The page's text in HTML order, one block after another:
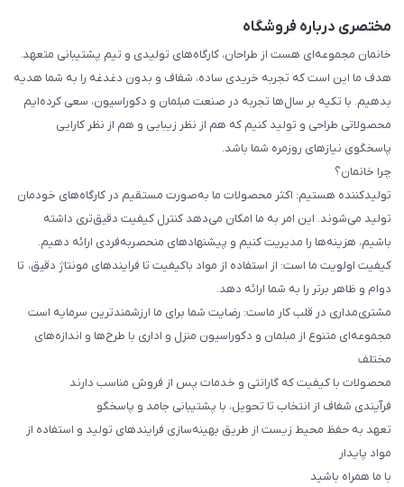
مختصری درباره فروشگاه
خانمان مجموعه‌ای هست از طراحان، کارگاه‌های تولیدی و تیم پشتیبانی متعهد.
هدف ما این است که تجربه خریدی ساده، شفاف و بدون دغدغه را به شما هدیه
بدهیم. با تکیه بر سال‌ها تجربه در صنعت مبلمان و دکوراسیون، سعی کرده‌ایم
محصولاتی طراحی و تولید کنیم که هم از نظر زیبایی و هم از نظر کارایی
پاسخگوی نیازهای روزمره شما باشد.
چرا خانمان؟
تولیدکننده هستیم: اکثر محصولات ما به‌صورت مستقیم در کارگاه‌های خودمان
تولید می‌شوند. این امر به ما امکان می‌دهد کنترل کیفیت دقیق‌تری داشته
باشیم، هزینه‌ها را مدیریت کنیم و پیشنهادهای منحصربه‌فردی ارائه دهیم.
کیفیت اولویت ما است: از استفاده از مواد باکیفیت تا فرایندهای مونتاژ دقیق، تا
دوام و ظاهر برتر را به شما ارائه دهد.
مشتری‌مداری در قلب کار ماست: رضایت شما برای ما ارزشمندترین سرمایه است
مجموعه‌ای متنوع از مبلمان و دکوراسیون منزل و اداری با طرح‌ها و اندازه‌های
مختلف
محصولات با کیفیت که گارانتی و خدمات پس از فروش مناسب دارند
فرآیندی شفاف از انتخاب تا تحویل، با پشتیبانی جامد و پاسخگو
تعهد به حفظ محیط زیست از طریق بهینه‌سازی فرایندهای تولید و استفاده از
مواد پایدار
با ما همراه باشید